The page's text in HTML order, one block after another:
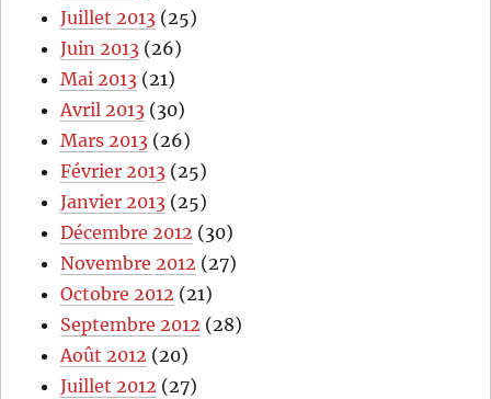
Juillet 2013 (25)
Juin 2013 (26)
Mai 2013 (21)
Avril 2013 (30)
Mars 2013 (26)
Février 2013 (25)
Janvier 2013 (25)
Décembre 2012 (30)
Novembre 2012 (27)
Octobre 2012 (21)
Septembre 2012 (28)
Août 2012 (20)
Juillet 2012 (27)